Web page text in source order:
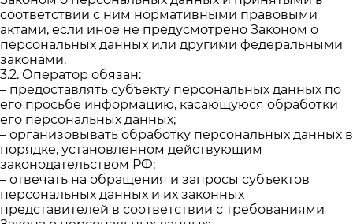
соответствии с ним нормативными правовыми
актами, если иное не предусмотрено Законом о
персональных данных или другими федеральными
законами.
3.2. Оператор обязан:
– предоставлять субъекту персональных данных по
его просьбе информацию, касающуюся обработки
его персональных данных;
– организовывать обработку персональных данных в
порядке, установленном действующим
законодательством РФ;
– отвечать на обращения и запросы субъектов
персональных данных и их законных
представителей в соответствии с требованиями